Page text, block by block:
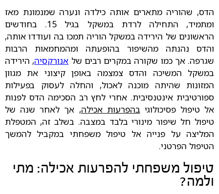
הדס, שהוריה מתארים אותה כילדה ונערה שמנמונת מאז
ומתמיד, התחילה לרדת במשקל בגיל 15. בחודשים
הראשונים של הירידה במשקל הוריה תמכו בה ועודדו אותה,
והדס נהנתה מהשיפור בהופעתה ומהמחמאות הרבות
שגרפה. אך כמו שקורה במקרים רבים של אנורקסיה, הירידה
במשקל המשיכה והדס צמצמה באופן קיצוני את מגוון
המזונות שהיתה מוכנה לאכול, והחלה לעסוק בפעילות
ספורטיבית אינטנסיבית. אחרי לחץ רב הסכימה הדס לפנות
אל טיפול פסיכולוגי בהפרעות אכילה, אך לאחר שנה של
טיפול חל שיפור מינורי בלבד במצבה. בשלב זה, המטפלת
המליצה על פנייה אל טיפול משפחתי במקביל להמשך
הטיפול הפרטני.
טיפול משפחתי להפרעות אכילה: מתי
ולמה?